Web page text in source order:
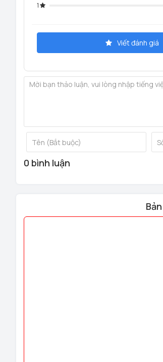
Thông số khoá cửa vân tay Demax
chính hãng đến
1
Viết đánh giá
0 bình luận